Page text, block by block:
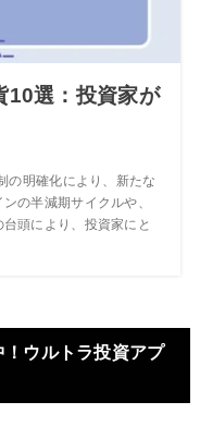
10選：投資家が
の明確化により、新たな
の半減期サイクルや、
頭により、投資家にと
！ウルトラ投資アプ